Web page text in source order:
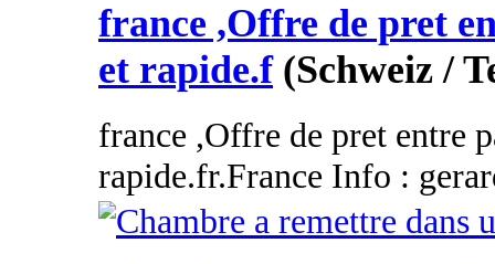
france ,Offre de pret
et rapide.f (Schweiz /
france ,Offre de pret entre
rapide.fr.France Info :